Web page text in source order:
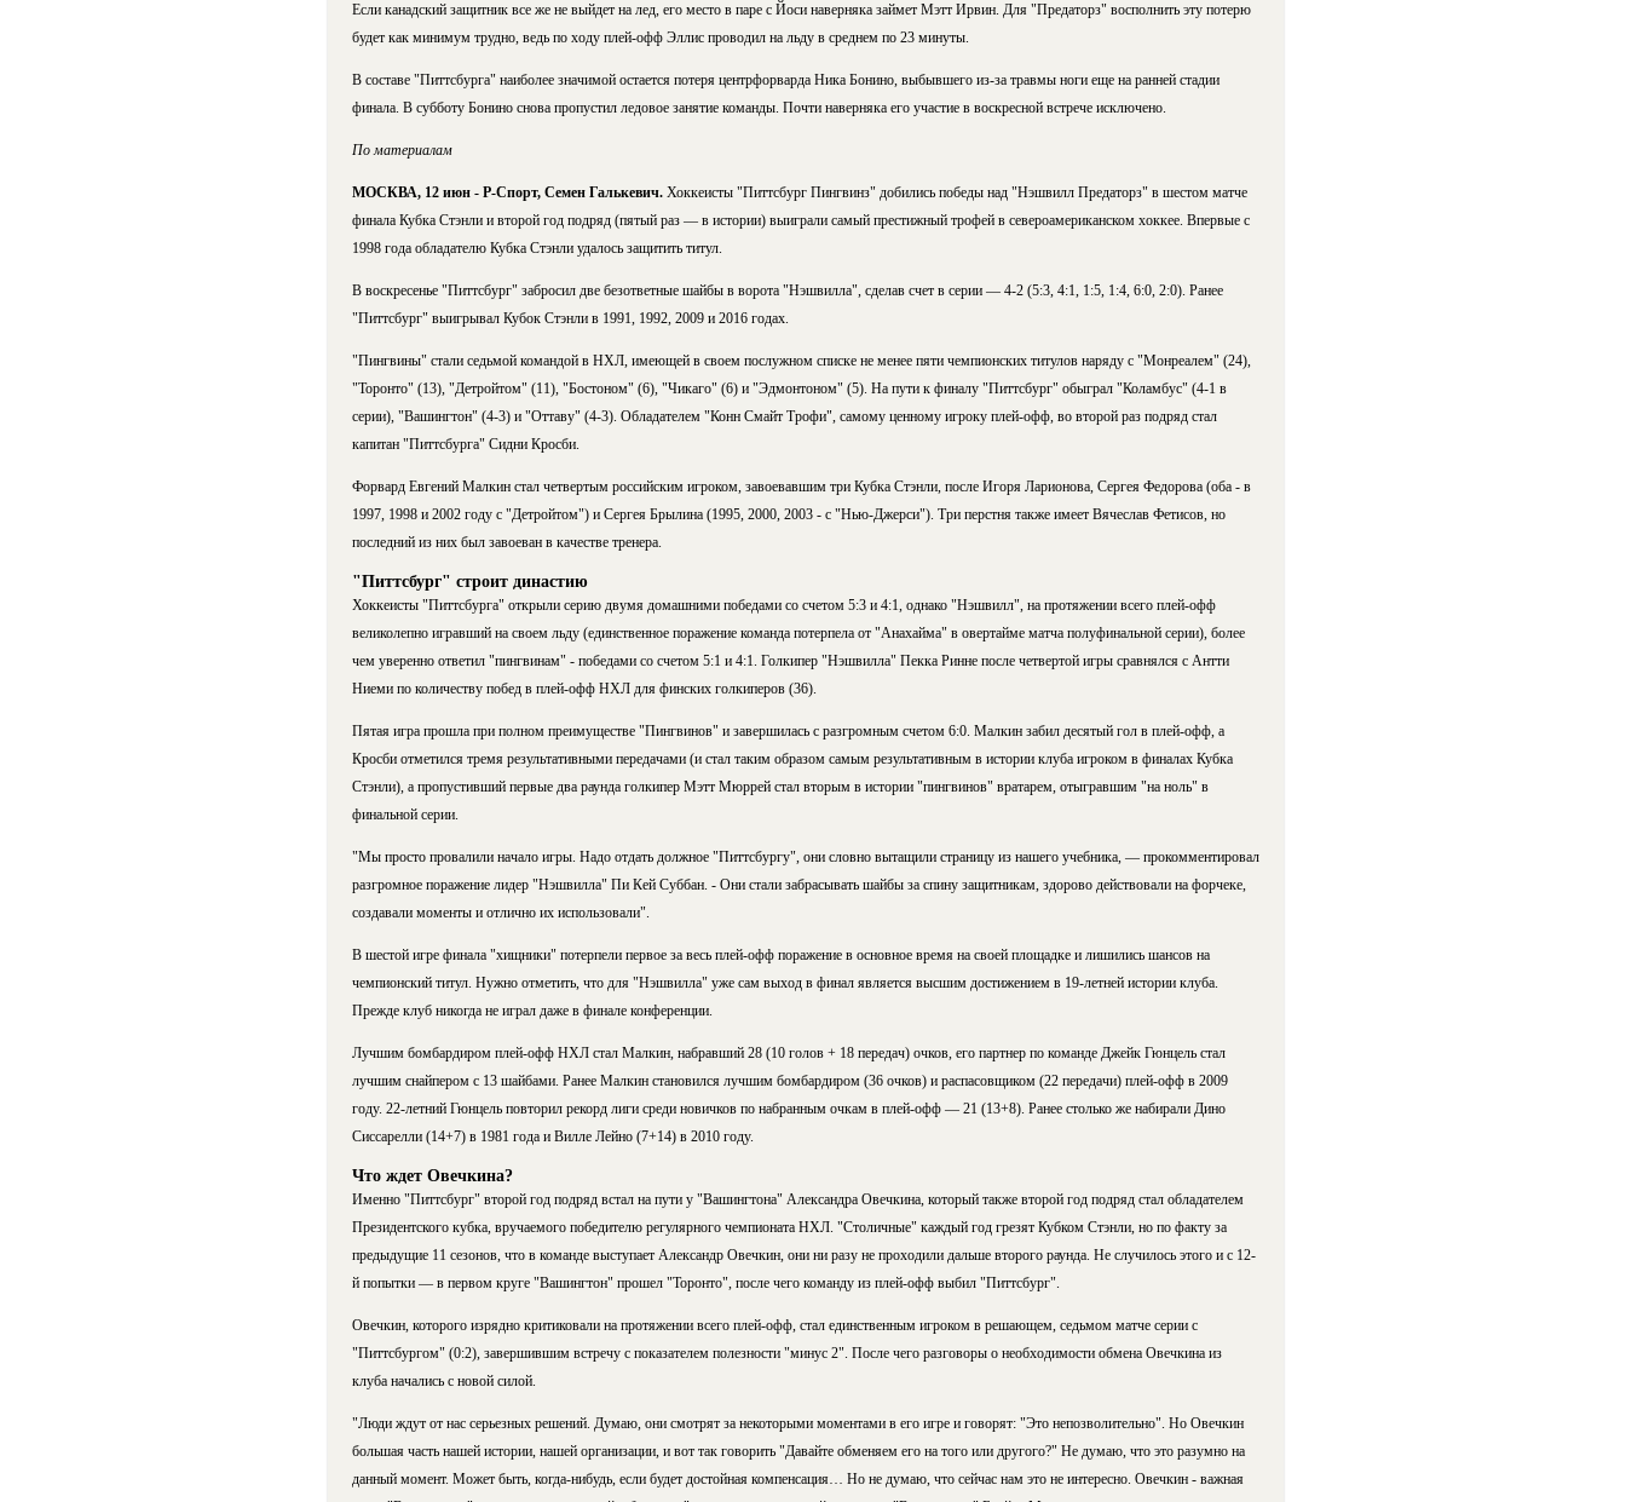
Если канадский защитник все же не выйдет на лед, его место в паре с Йоси наверняка займет Мэтт Ирвин. Для "Предаторз" восполнить эту потерю
будет как минимум трудно, ведь по ходу плей-офф Эллис проводил на льду в среднем по 23 минуты.
В составе "Питтсбурга" наиболее значимой остается потеря центрфорварда Ника Бонино, выбывшего из-за травмы ноги еще на ранней стадии
финала. В субботу Бонино снова пропустил ледовое занятие команды. Почти наверняка его участие в воскресной встрече исключено.
По материалам
МОСКВА, 12 июн - Р-Спорт, Семен Галькевич. Хоккеисты "Питтсбург Пингвинз" добились победы над "Нэшвилл Предаторз" в шестом матче
финала Кубка Стэнли и второй год подряд (пятый раз — в истории) выиграли самый престижный трофей в североамериканском хоккее. Впервые с
1998 года обладателю Кубка Стэнли удалось защитить титул.
В воскресенье "Питтсбург" забросил две безответные шайбы в ворота "Нэшвилла", сделав счет в серии — 4-2 (5:3, 4:1, 1:5, 1:4, 6:0, 2:0). Ранее
"Питтсбург" выигрывал Кубок Стэнли в 1991, 1992, 2009 и 2016 годах.
"Пингвины" стали седьмой командой в НХЛ, имеющей в своем послужном списке не менее пяти чемпионских титулов наряду с "Монреалем" (24),
"Торонто" (13), "Детройтом" (11), "Бостоном" (6), "Чикаго" (6) и "Эдмонтоном" (5). На пути к финалу "Питтсбург" обыграл "Коламбус" (4-1 в
серии), "Вашингтон" (4-3) и "Оттаву" (4-3). Обладателем "Конн Смайт Трофи", самому ценному игроку плей-офф, во второй раз подряд стал
капитан "Питтсбурга" Сидни Кросби.
Форвард Евгений Малкин стал четвертым российским игроком, завоевавшим три Кубка Стэнли, после Игоря Ларионова, Сергея Федорова (оба - в
1997, 1998 и 2002 году с "Детройтом") и Сергея Брылина (1995, 2000, 2003 - с "Нью-Джерси"). Три перстня также имеет Вячеслав Фетисов, но
последний из них был завоеван в качестве тренера.
"Питтсбург" строит династию
Хоккеисты "Питтсбурга" открыли серию двумя домашними победами со счетом 5:3 и 4:1, однако "Нэшвилл", на протяжении всего плей-офф
великолепно игравший на своем льду (единственное поражение команда потерпела от "Анахайма" в овертайме матча полуфинальной серии), более
чем уверенно ответил "пингвинам" - победами со счетом 5:1 и 4:1. Голкипер "Нэшвилла" Пекка Ринне после четвертой игры сравнялся с Антти
Ниеми по количеству побед в плей-офф НХЛ для финских голкиперов (36).
Пятая игра прошла при полном преимуществе "Пингвинов" и завершилась с разгромным счетом 6:0. Малкин забил десятый гол в плей-офф, а
Кросби отметился тремя результативными передачами (и стал таким образом самым результативным в истории клуба игроком в финалах Кубка
Стэнли), а пропустивший первые два раунда голкипер Мэтт Мюррей стал вторым в истории "пингвинов" вратарем, отыгравшим "на ноль" в
финальной серии.
"Мы просто провалили начало игры. Надо отдать должное "Питтсбургу", они словно вытащили страницу из нашего учебника, — прокомментировал
разгромное поражение лидер "Нэшвилла" Пи Кей Суббан. - Они стали забрасывать шайбы за спину защитникам, здорово действовали на форчеке,
создавали моменты и отлично их использовали".
В шестой игре финала "хищники" потерпели первое за весь плей-офф поражение в основное время на своей площадке и лишились шансов на
чемпионский титул. Нужно отметить, что для "Нэшвилла" уже сам выход в финал является высшим достижением в 19-летней истории клуба.
Прежде клуб никогда не играл даже в финале конференции.
Лучшим бомбардиром плей-офф НХЛ стал Малкин, набравший 28 (10 голов + 18 передач) очков, его партнер по команде Джейк Гюнцель стал
лучшим снайпером с 13 шайбами. Ранее Малкин становился лучшим бомбардиром (36 очков) и распасовщиком (22 передачи) плей-офф в 2009
году. 22-летний Гюнцель повторил рекорд лиги среди новичков по набранным очкам в плей-офф — 21 (13+8). Ранее столько же набирали Дино
Сиссарелли (14+7) в 1981 года и Вилле Лейно (7+14) в 2010 году.
Что ждет Овечкина?
Именно "Питтсбург" второй год подряд встал на пути у "Вашингтона" Александра Овечкина, который также второй год подряд стал обладателем
Президентского кубка, вручаемого победителю регулярного чемпионата НХЛ. "Столичные" каждый год грезят Кубком Стэнли, но по факту за
предыдущие 11 сезонов, что в команде выступает Александр Овечкин, они ни разу не проходили дальше второго раунда. Не случилось этого и с 12-
й попытки — в первом круге "Вашингтон" прошел "Торонто", после чего команду из плей-офф выбил "Питтсбург".
Овечкин, которого изрядно критиковали на протяжении всего плей-офф, стал единственным игроком в решающем, седьмом матче серии с
"Питтсбургом" (0:2), завершившим встречу с показателем полезности "минус 2". После чего разговоры о необходимости обмена Овечкина из
клуба начались с новой силой.
"Люди ждут от нас серьезных решений. Думаю, они смотрят за некоторыми моментами в его игре и говорят: "Это непозволительно". Но Овечкин
большая часть нашей истории, нашей организации, и вот так говорить "Давайте обменяем его на того или другого?" Не думаю, что это разумно на
данный момент. Может быть, когда-нибудь, если будет достойная компенсация… Но не думаю, что сейчас нам это не интересно. Овечкин - важная